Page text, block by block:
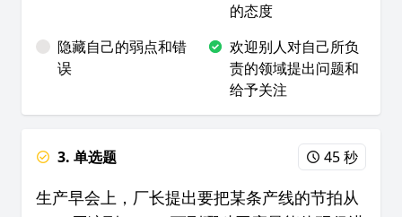
的态度
隐藏自己的弱点和错
误
欢迎别人对自己所负
责的领域提出问题和
给予关注
3. 单选题 45 秒
生产早会上，厂长提出要把某条产线的节拍从